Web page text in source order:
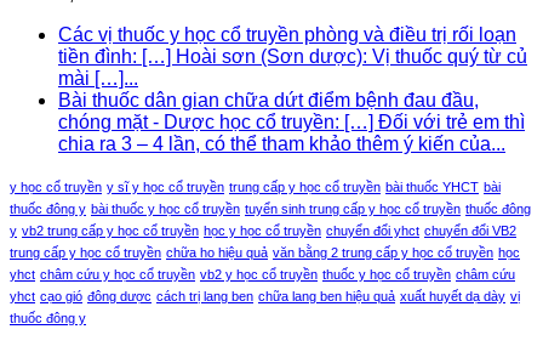
Các vị thuốc y học cổ truyền phòng và điều trị rối loạn
tiền đình: […] Hoài sơn (Sơn dược): Vị thuốc quý từ củ
mài […]...
Bài thuốc dân gian chữa dứt điểm bệnh đau đầu,
chóng mặt - Dược học cổ truyền: […] Đối với trẻ em thì
chia ra 3 – 4 lần, có thể tham khảo thêm ý kiến của...
y học cổ truyền y sĩ y học cổ truyền trung cấp y học cổ truyền bài thuốc YHCT bài
thuốc đông y bài thuốc y học cổ truyền tuyển sinh trung cấp y học cổ truyền thuốc đông
y vb2 trung cấp y học cổ truyền học y học cổ truyền chuyển đổi yhct chuyển đổi VB2
trung cấp y học cổ truyền chữa ho hiệu quả văn bằng 2 trung cấp y học cổ truyền học
yhct châm cứu y học cổ truyền vb2 y học cổ truyền thuốc y học cổ truyền châm cứu
yhct cạo gió đông dược cách trị lang ben chữa lang ben hiệu quả xuất huyết dạ dày vị
thuốc đông y